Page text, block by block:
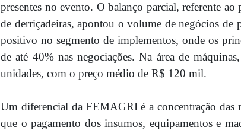
presentes no evento. O balanço parcial, referente
de derriçadeiras, apontou o volume de negócios
positivo no segmento de implementos, onde os
de até 40% nas negociações. Na área de
unidades, com o preço médio de R$ 120 mil.
Um diferencial da FEMAGRI é a concentração das
que o pagamento dos insumos, equipamentos e